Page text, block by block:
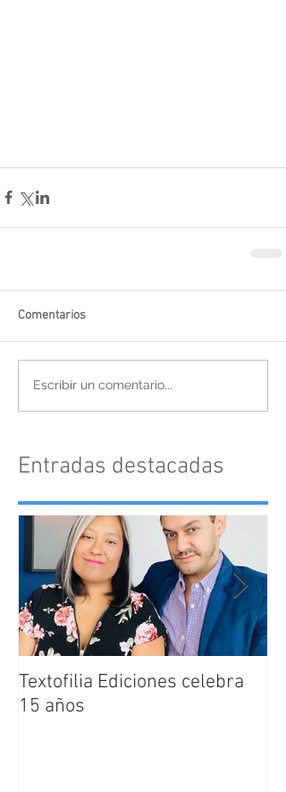
Comentarios
Escribir un comentario...
Entradas destacadas
Textofilia Ediciones celebra
15 años